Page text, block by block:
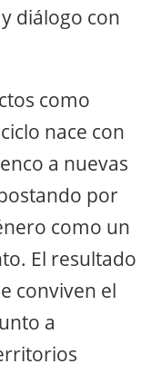
diálogo con
como
nace con
a nuevas
por
como un
El resultado
conviven el
a